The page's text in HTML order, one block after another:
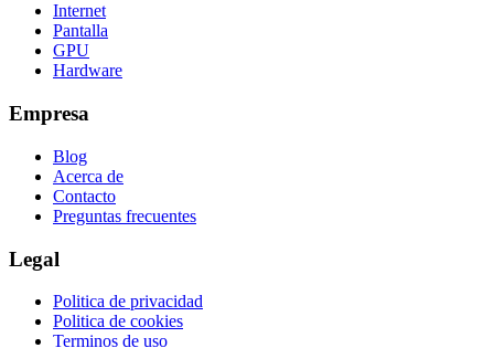
Internet
Pantalla
GPU
Hardware
Empresa
Blog
Acerca de
Contacto
Preguntas frecuentes
Legal
Politica de privacidad
Politica de cookies
Terminos de uso